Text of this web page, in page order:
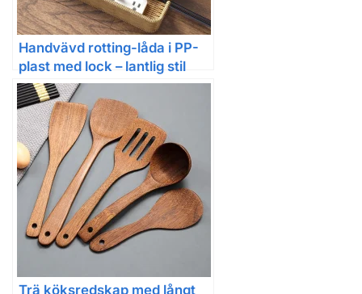
Handvävd rotting-låda i PP-
plast med lock – lantlig stil
och flera
förvaringsutrymmen
Trä köksredskap med långt